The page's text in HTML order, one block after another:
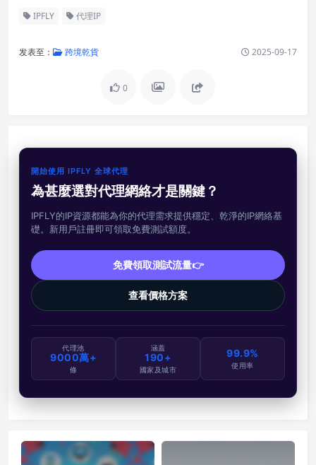
IPFLY 代理IP
发表至： 跨境乾貨 2025-09-17
0
開始使用 IPFLY 全球代理
為甚麼選對代理網絡才是關鍵？
IPFLY的IP資源都能為你的代理需求提供穩定、乾淨的IP網絡基
礎。新用戶註冊即可領取免費測試額度。
免費領取測試流量👉
查看價格方案
代理池
9000萬+
條
涵蓋
190+
國家及城市
99.9%
使用率